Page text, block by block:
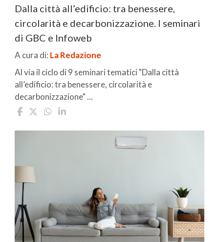
Dalla città all’edificio: tra benessere,
circolarità e decarbonizzazione. I seminari
di GBC e Infoweb
A cura di: La Redazione
Al via il ciclo di 9 seminari tematici "Dalla città
all’edificio: tra benessere, circolarità e
decarbonizzazione" ...